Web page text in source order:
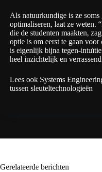
Als natuurkundige is ze
optimaliseren, laat ze weten.
die de studenten maakten,
optie is om eerst te gaan
is eigenlijk bijna tegen-
heel inzichtelijk en
Lees ook Systems
tussen sleuteltechnologieën
Gerelateerde berichten